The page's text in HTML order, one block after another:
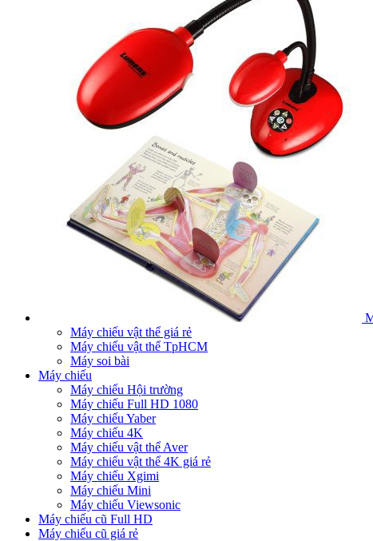
Máy chiếu vật thể giá rẻ
Máy chiếu vật thể TpHCM
Máy soi bài
Máy chiếu
Máy chiếu Hội trường
Máy chiếu Full HD 1080
Máy chiếu Yaber
Máy chiếu 4K
Máy chiếu vật thể Aver
Máy chiếu vật thể 4K giá rẻ
Máy chiếu Xgimi
Máy chiếu Mini
Máy chiếu Viewsonic
Máy chiếu cũ Full HD
Máy chiếu cũ giá rẻ